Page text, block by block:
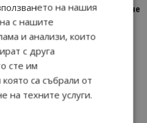
от…”: Петрич – Изживяване
2026 11:22
от…”: Пловдив, градът на
2026 10:00
на нашия
с нашите
и анализи, които
с друга
сте им
са събрали от
на техните услуги.